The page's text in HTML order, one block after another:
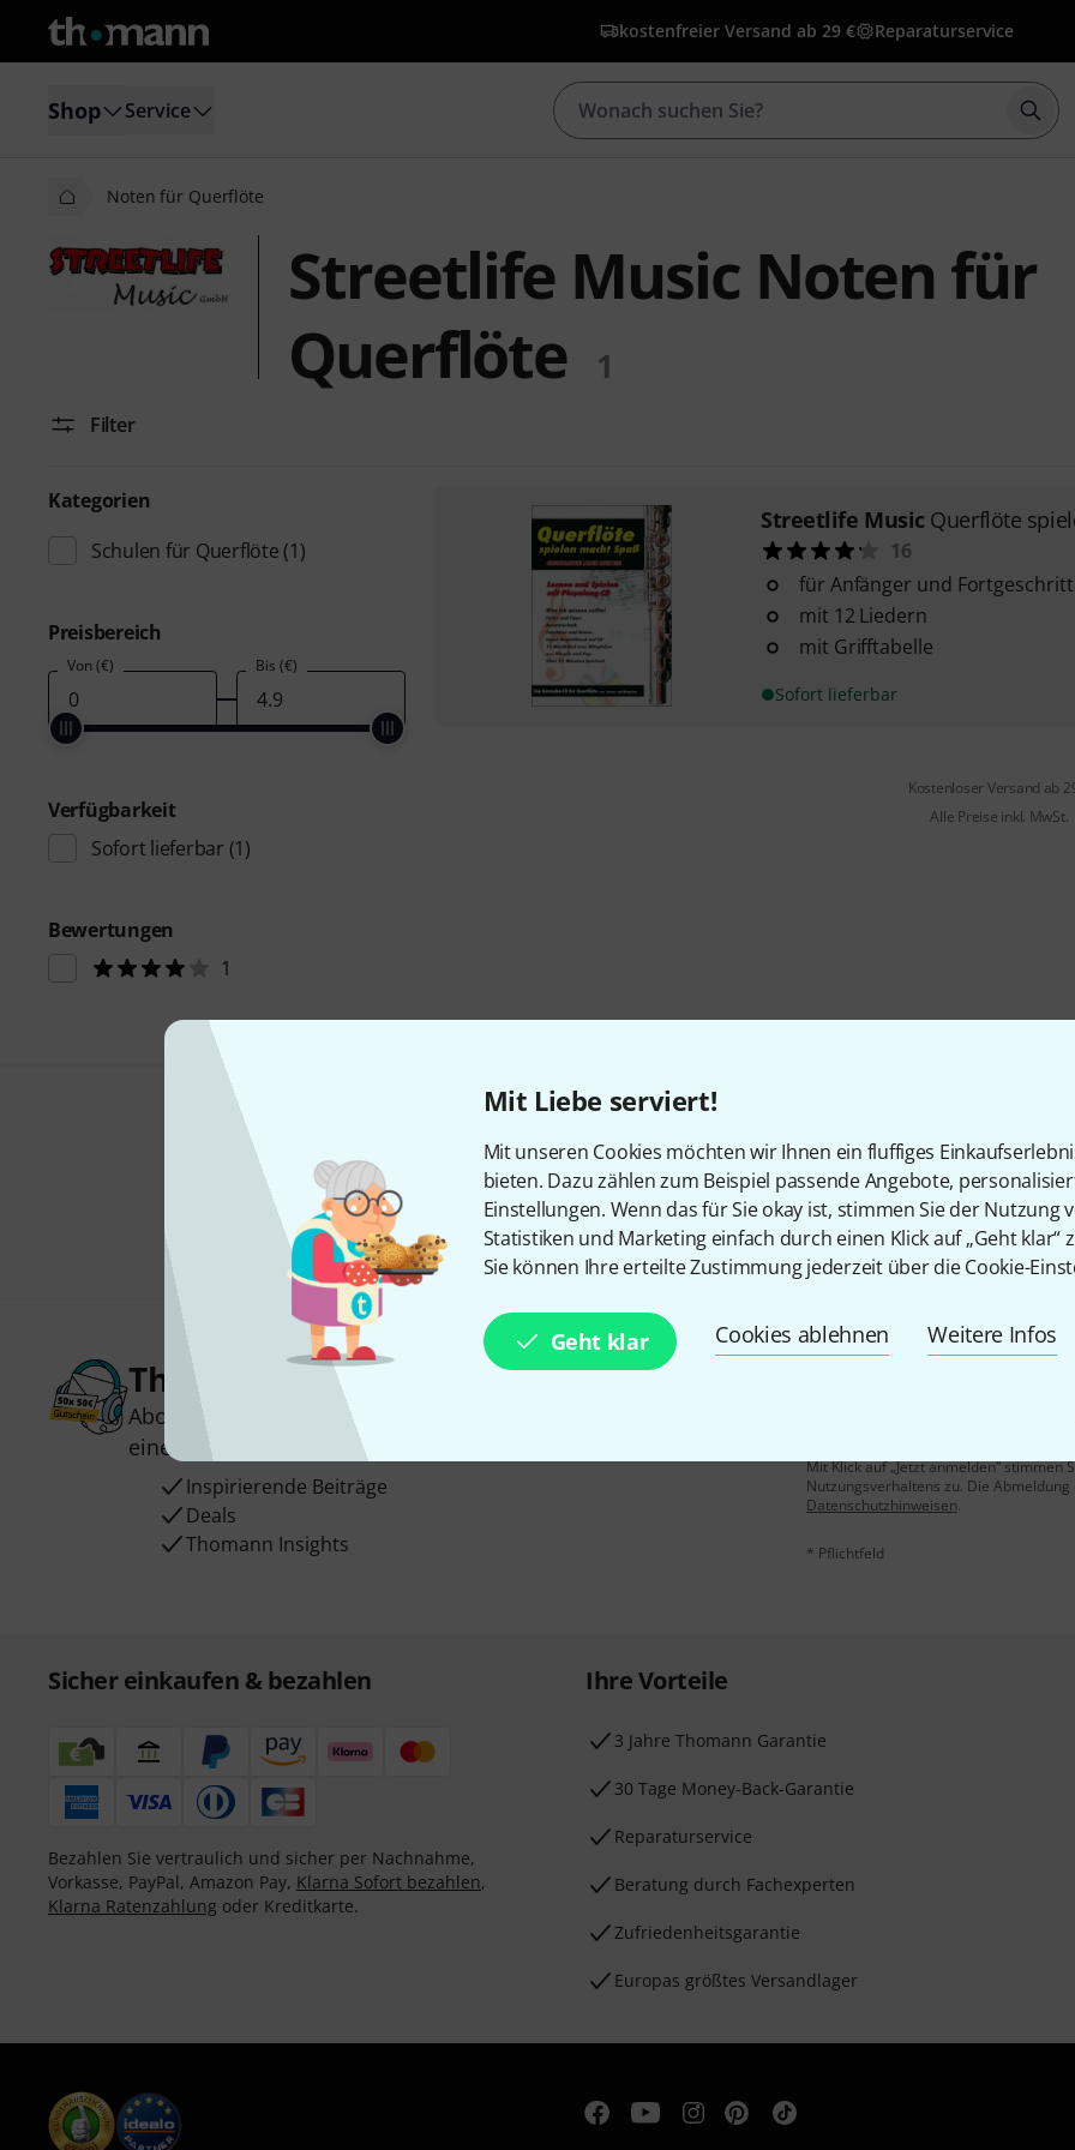
Mit Liebe serviert!
Mit unseren Cookies möchten wir Ihnen ein fluffiges
bieten. Dazu zählen zum Beispiel passende Angebote,
Einstellungen. Wenn das für Sie okay ist, stimmen Sie der Nutzung
Statistiken und Marketing einfach durch einen Klick auf „Geht klar“
Sie können Ihre erteilte Zustimmung jederzeit über die Cookie-
Geht klar Cookies ablehnen Weitere Infos
kostenfreier Versand ab 29 € Reparaturservice
Shop Service
Noten für Querflöte
Streetlife Music Noten für
Querflöte
1
Filter
Kategorien
Schulen für Querflöte (1)
Preisbereich
Von (€) Bis (€)
Verfügbarkeit
Sofort lieferbar (1)
Bewertungen
1
Streetlife Music Querflöte
16
für Anfänger und
mit 12 Liedern
mit Grifftabelle
Sofort lieferbar
Kostenloser Versand ab
Alle Preise inkl. MwSt.
Gefällt Ihnen, was Sie sehen?
Teilen Hilfe & Feedback
Thomann Newsletter
Abonniere den Thomann Newsletter und gewinne mit etwas Glück
einen von
50 Gutscheinen
Inspirierende Beiträge
Deals
Thomann Insights
Mit Klick auf „Jetzt anmelden“ stimmen
Nutzungsverhaltens zu. Die
Datenschutzhinweisen.
* Pflichtfeld
Sicher einkaufen & bezahlen
Bezahlen Sie vertraulich und sicher per Nachnahme,
Vorkasse, PayPal, Amazon Pay, Klarna Sofort bezahlen,
Klarna Ratenzahlung oder Kreditkarte.
Ihre Vorteile
3 Jahre Thomann Garantie
30 Tage Money-Back-Garantie
Reparaturservice
Beratung durch Fachexperten
Zufriedenheitsgarantie
Europas größtes Versandlager